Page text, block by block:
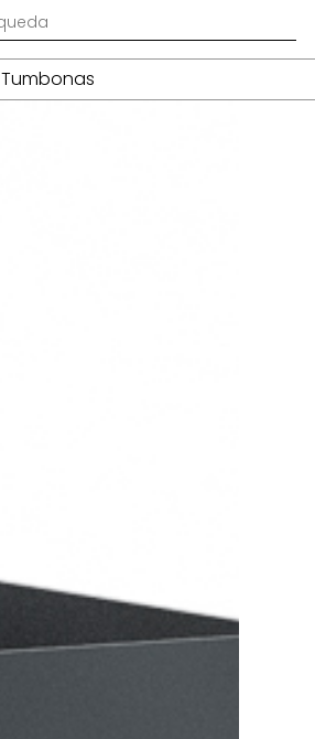
Tumbonas